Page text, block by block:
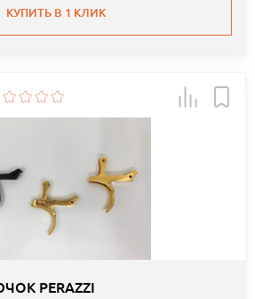
КУПИТЬ В 1 КЛИК
PERAZZI